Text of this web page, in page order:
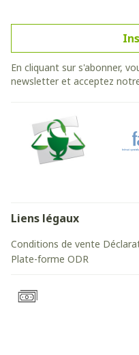
En cliquant sur s'abonner,
newsletter et acceptez
Liens légaux
Conditions de vente
Plate-forme ODR